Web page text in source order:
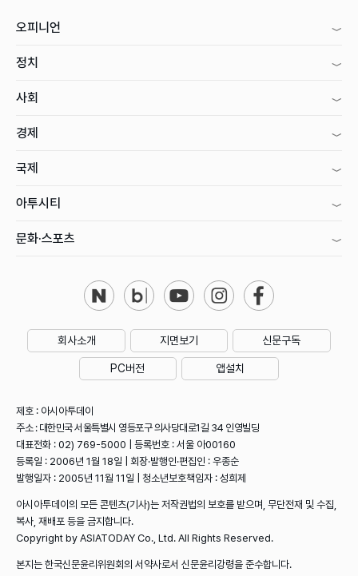
오피니언
정치
사회
경제
국제
아투시티
문화·스포츠
회사소개 지면보기 신문구독
PC버전 앱설치
제호 : 아시아투데이
주소 : 대한민국 서울특별시 영등포구 의사당대로1길 34 인영빌딩
대표전화 : 02) 769-5000 | 등록번호 : 서울 아00160
등록일 : 2006년 1월 18일 | 회장·발행인·편집인 : 우종순
발행일자 : 2005년 11월 11일 | 청소년보호책임자 : 성희제
아시아투데이의 모든 콘텐츠(기사)는 저작권법의 보호를 받으며, 무단전재 및 수집,
복사, 재배포 등을 금지합니다.
Copyright by ASIATODAY Co., Ltd. All Rights Reserved.
본지는 한국신문윤리위원회의 서약사로서 신문윤리강령을 준수합니다.